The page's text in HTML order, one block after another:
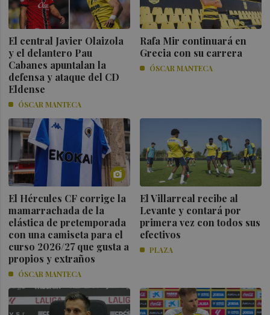
El central Javier Olaizola
y el delantero Pau
Cabanes apuntalan la
defensa y ataque del CD
Eldense
ÓSCAR MANTECA
Rafa Mir continuará en
Grecia con su carrera
ÓSCAR MANTECA
El Hércules CF corrige la
mamarrachada de la
elástica de pretemporada
con una camiseta para el
curso 2026/27 que gusta a
propios y extraños
ÓSCAR MANTECA
El Villarreal recibe al
Levante y contará por
primera vez con todos sus
efectivos
PLAZA